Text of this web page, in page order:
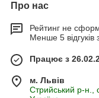
Про нас
Рейтинг не
Менше 5 відгуків
Працює з
м. Львів
Стрийський р-н.,